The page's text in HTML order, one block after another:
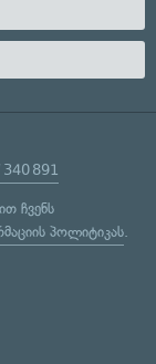
891
ჩვენს
პოლიტიკას.